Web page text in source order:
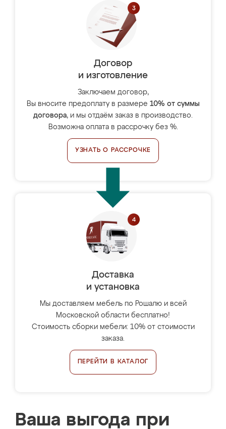
Договор
и изготовление
Заключаем договор,
Вы вносите предоплату в размере 10% от суммы
договора, и мы отдаём заказ в производство.
Возможна оплата в рассрочку без %.
УЗНАТЬ О РАССРОЧКЕ
Доставка
и установка
Мы доставляем мебель по Рошалю и всей
Московской области бесплатно!
Стоимость сборки мебели: 10% от стоимости
заказа.
ПЕРЕЙТИ В КАТАЛОГ
Ваша выгода при